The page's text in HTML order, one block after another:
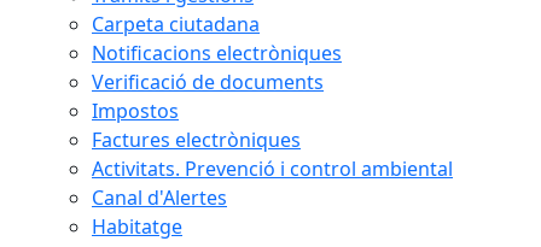
Carpeta ciutadana
Notificacions electròniques
Verificació de documents
Impostos
Factures electròniques
Activitats. Prevenció i control ambiental
Canal d'Alertes
Habitatge